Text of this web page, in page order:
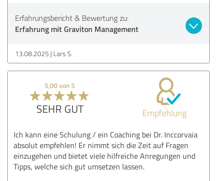
Erfahrungsbericht & Bewertung zu:
Erfahrung mit Graviton Management
13.08.2025 Lars S.
5,00 von 5
SEHR GUT Empfehlung
Ich kann eine Schulung / ein Coaching bei Dr. Inccorvaia
absolut empfehlen! Er nimmt sich die Zeit auf Fragen
einzugehen und bietet viele hilfreiche Anregungen und
Tipps, welche sich gut umsetzen lassen.